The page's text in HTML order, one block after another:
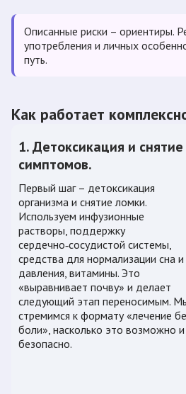
Описанные риски – ориентиры.
употребления и личных
путь.
Как работает
1. Детоксикация и снятие
симптомов.
Первый шаг – детоксикация
организма и снятие ломки.
Используем инфузионные
растворы, поддержку
сердечно‑сосудистой системы,
средства для нормализации сна и
давления, витамины. Это
«выравнивает почву» и делает
следующий этап переносимым.
стремимся к формату «лечение
боли», насколько это возможно и
безопасно.